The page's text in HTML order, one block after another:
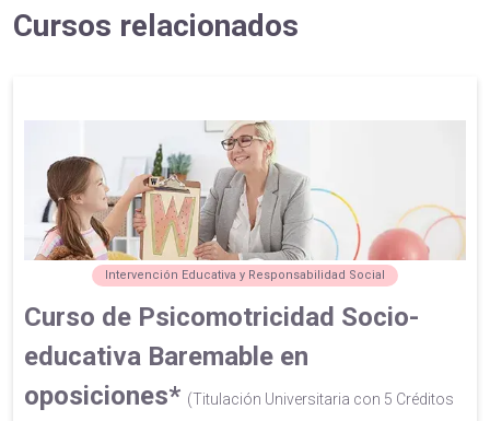
Cursos relacionados
Intervención Educativa y Responsabilidad Social
Curso de Psicomotricidad Socio-
educativa Baremable en
oposiciones* (Titulación Universitaria con 5 Créditos